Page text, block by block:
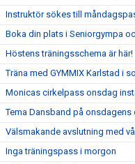
Instruktör sökes till
Boka din plats i Seniorgympa
Höstens träningsschema är här!
Träna med GYMMIX Karlstad i
Monicas cirkelpass onsdag
Tema Dansband på onsdagens
Välsmakande avslutning med
Inga träningspass i morgon